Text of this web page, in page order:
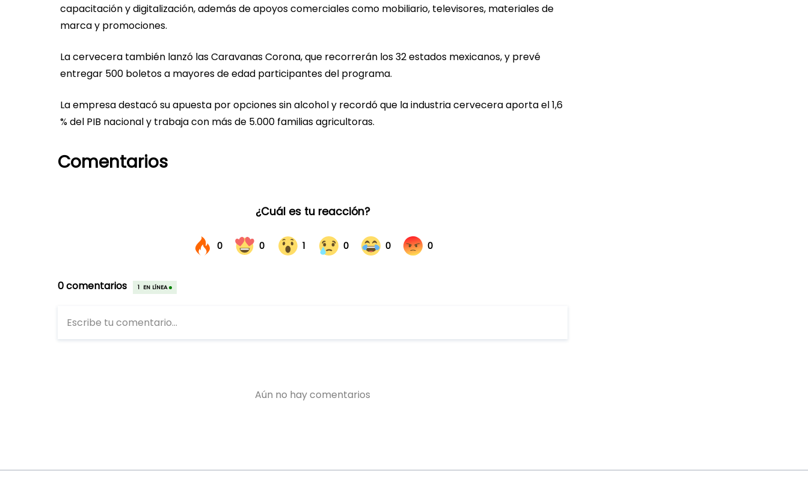
capacitación y digitalización, además de apoyos comerciales como mobiliario, televisores, materiales de
marca y promociones.
La cervecera también lanzó las Caravanas Corona, que recorrerán los 32 estados mexicanos, y prevé
entregar 500 boletos a mayores de edad participantes del programa.
La empresa destacó su apuesta por opciones sin alcohol y recordó que la industria cervecera aporta el 1,6
% del PIB nacional y trabaja con más de 5.000 familias agricultoras.
Comentarios